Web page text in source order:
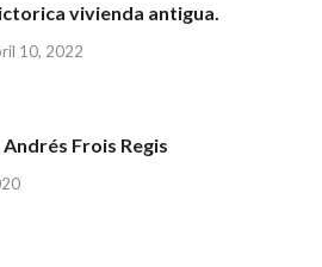
vivienda antigua.
10, 2022
Frois Regis